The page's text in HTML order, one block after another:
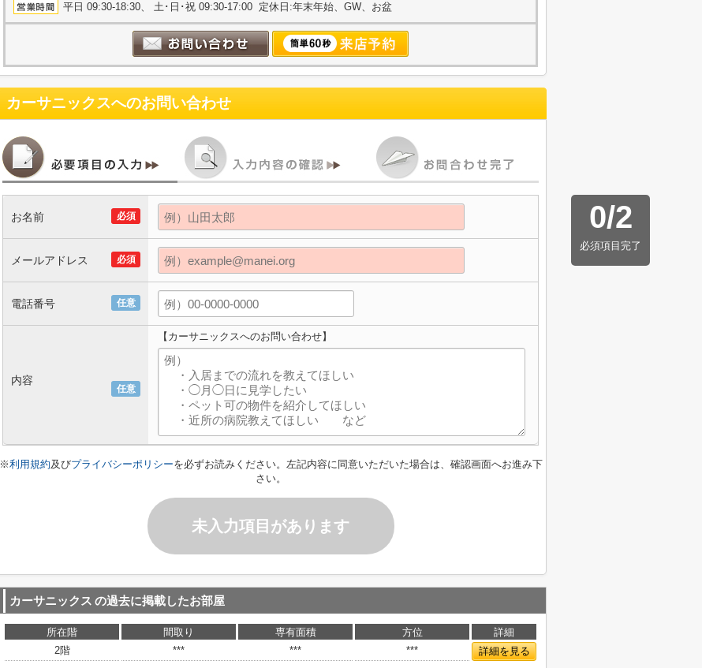
平日 09:30-18:30、 土･日･祝 09:30-17:00 定休日:年末年始、GW、お盆
カーサニックスへのお問い合わせ
0/2
必須項目完了
必須
お名前
必須
メールアドレス
任意
電話番号
任意
内容
【カーサニックスへのお問い合わせ】
※利用規約及びプライバシーポリシーを必ずお読みください。左記内容に同意いただいた場合は、確認画面へお進み下
さい。
未入力項目があります
カーサニックス の過去に掲載したお部屋
所在階 間取り 専有面積 方位
詳細
2階
*** *** *** 詳細を見る